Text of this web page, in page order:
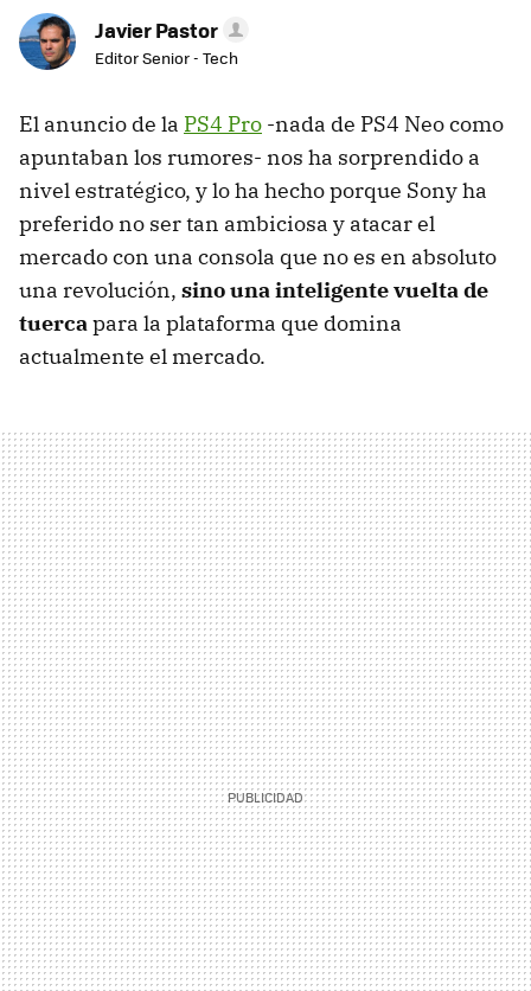
Javier Pastor
Editor Senior - Tech
El anuncio de la PS4 Pro -nada de PS4 Neo como
apuntaban los rumores- nos ha sorprendido a
nivel estratégico, y lo ha hecho porque Sony ha
preferido no ser tan ambiciosa y atacar el
mercado con una consola que no es en absoluto
una revolución, sino una inteligente vuelta de
tuercapara la plataforma que domina
actualmente el mercado.